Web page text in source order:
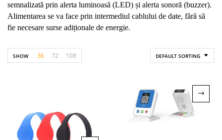
semnalizată prin alerta luminoasă (LED) și alerta sonoră (buzzer).
Alimentarea se va face prin intermediul cablului de date, fără să
fie necesare surse adiționale de energie.
DEFAULT SORTING
SHOW 36 72 108